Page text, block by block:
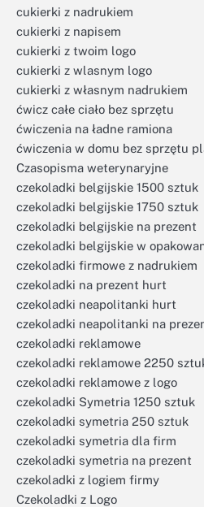
cukierki z nadrukiem
cukierki z napisem
cukierki z twoim logo
cukierki z wlasnym logo
cukierki z własnym nadrukiem
ćwicz całe ciało bez sprzętu
ćwiczenia na ładne ramiona
ćwiczenia w domu bez sprzętu
Czasopisma weterynaryjne
czekoladki belgijskie 1500 sztuk
czekoladki belgijskie 1750 sztuk
czekoladki belgijskie na prezent
czekoladki belgijskie w
czekoladki firmowe z nadrukiem
czekoladki na prezent hurt
czekoladki neapolitanki hurt
czekoladki neapolitanki na
czekoladki reklamowe
czekoladki reklamowe 2250
czekoladki reklamowe z logo
czekoladki Symetria 1250 sztuk
czekoladki symetria 250 sztuk
czekoladki symetria dla firm
czekoladki symetria na prezent
czekoladki z logiem firmy
Czekoladki z Logo